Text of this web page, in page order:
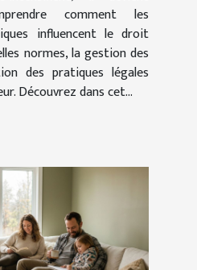
comment les
influencent le droit
normes, la gestion des
des pratiques légales
Découvrez dans cet...